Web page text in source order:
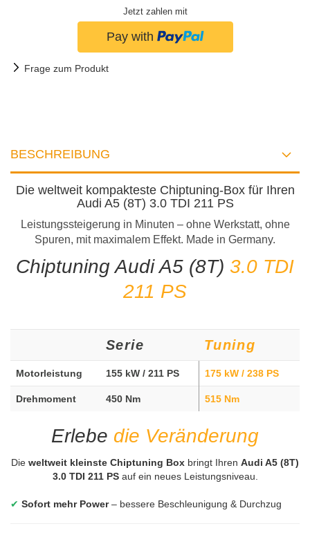
Jetzt zahlen mit
Frage zum Produkt
BESCHREIBUNG
Die weltweit kompakteste Chiptuning-Box für Ihren
Audi A5 (8T) 3.0 TDI 211 PS
Leistungssteigerung in Minuten – ohne Werkstatt, ohne
Spuren, mit maximalem Effekt. Made in Germany.
Chiptuning Audi A5 (8T) 3.0 TDI
211 PS
Serie Tuning
Motorleistung 155 kW / 211 PS 175 kW / 238 PS
Drehmoment 450 Nm 515 Nm
Erlebe die Veränderung
Die weltweit kleinste Chiptuning Box bringt Ihren Audi A5 (8T)
3.0 TDI 211 PSauf ein neues Leistungsniveau.
✔ Sofort mehr Power– bessere Beschleunigung & Durchzug